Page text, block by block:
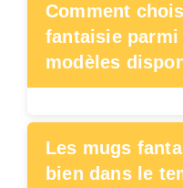
Comment
fantaisie
modèles
Les mugs
bien dans le